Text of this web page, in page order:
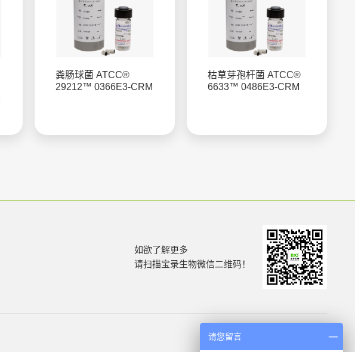
粪肠球菌 ATCC®
29212™ 0366E3-CRM
枯草芽孢杆菌 ATCC®
6633™ 0486E3-CRM
如欲了解更多
请扫描宝录生物微信二维码！
请您留言